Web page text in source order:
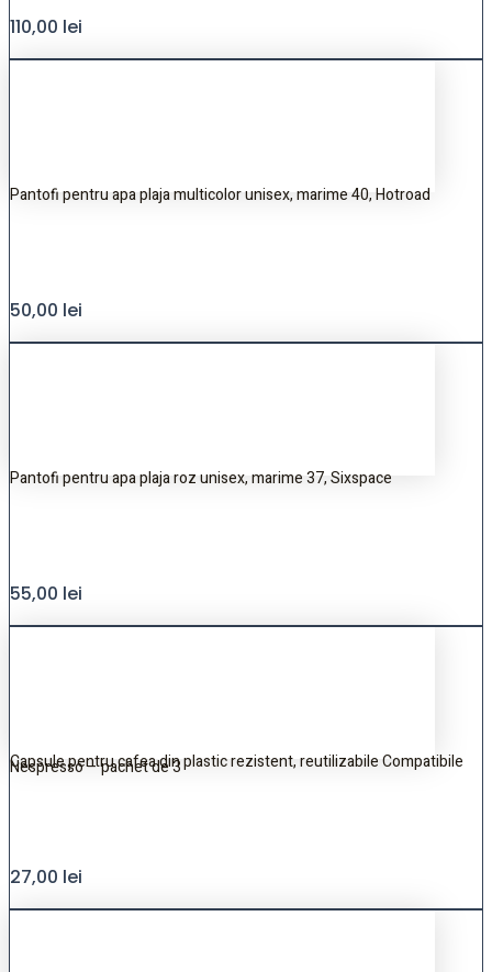
110,00 lei
Pantofi pentru apa plaja multicolor unisex, marime 40, Hotroad
50,00 lei
Pantofi pentru apa plaja roz unisex, marime 37, Sixspace
55,00 lei
Capsule pentru cafea din plastic rezistent, reutilizabile Compatibile
Nespresso – pachet de 3
27,00 lei